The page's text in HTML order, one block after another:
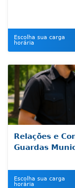
Escolha sua carga
horária
Relações e
Guardas
Escolha sua carga
horária